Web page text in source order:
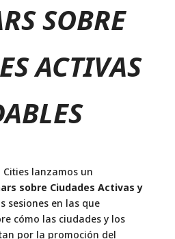
SOBRE
ACTIVAS
Cities lanzamos un
sobre Ciudades Activas y
sesiones en las que
cómo las ciudades y los
por la promoción del